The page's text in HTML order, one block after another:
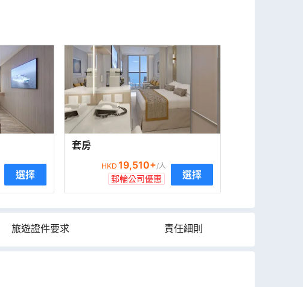
選擇
套房
HKD 19,510+/人
郵輪公司優惠 選擇
旅遊證件要求 責任細則